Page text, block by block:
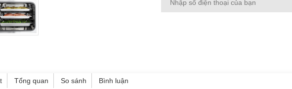
Tổng quan So sánh Bình luận